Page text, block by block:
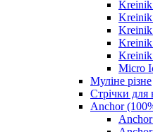
Kreinik
Kreinik
Micro
Муліне різне
Стрічки
Anchor